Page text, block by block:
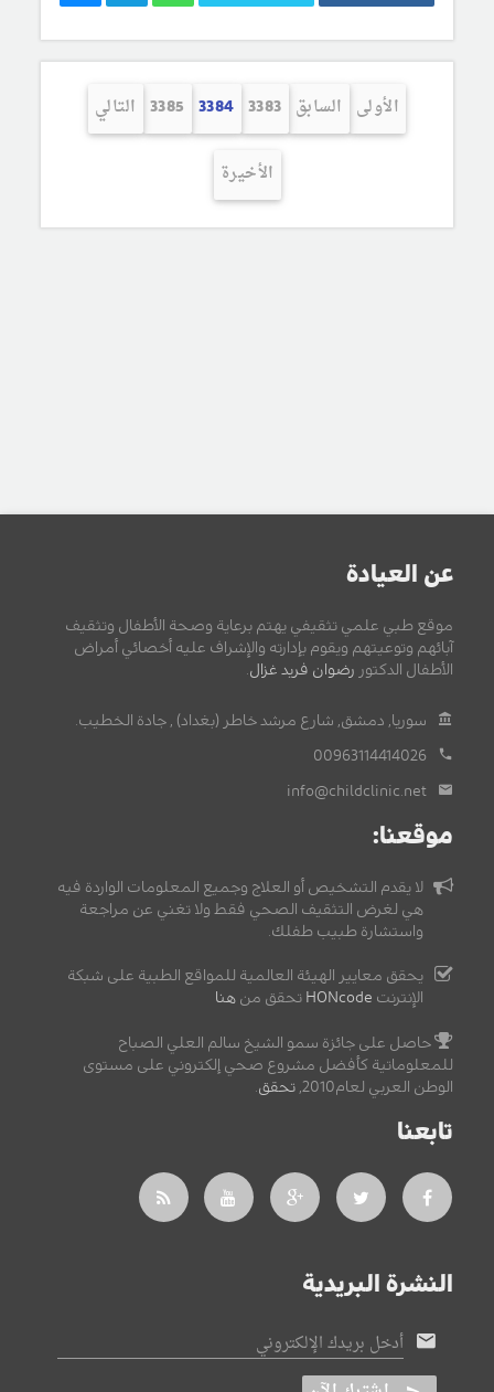
الأولى السابق 3383
3384
3385 التالي
الأخيرة
عن العيادة
موقع طبي علمي تثقيفي يهتم برعاية وصحة الأطفال وتثقيف
آبائهم وتوعيتهم ويقوم بإدارته والإشراف عليه أخصائي أمراض
الأطفال الدكتور رضوان فريد غزال.
سوريا, دمشق, شارع مرشد خاطر (بغداد) , جادة الخطيب.
00963114414026
info@childclinic.net
موقعنا:
لا يقدم التشخيص أو العلاج وجميع المعلومات الواردة فيه
هي لغرض التثقيف الصحي فقط ولا تغني عن مراجعة
واستشارة طبيب طفلك.
يحقق معايير الهيئة العالمية للمواقع الطبية على شبكة
الإنترنت HONcode تحقق من هنا
حاصل على جائزة سمو الشيخ سالم العلي الصباح
للمعلوماتية كأفضل مشروع صحي إلكتروني على مستوى
الوطن العربي لعام2010,
تحقق.
تابعنا
النشرة البريدية
أدخل بريدك الإلكتروني